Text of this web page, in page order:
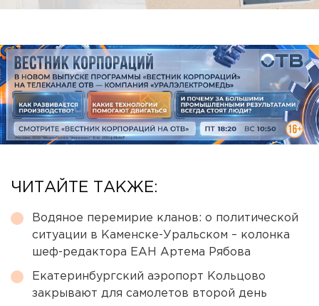
ЧИТАЙТЕ ТАКЖЕ:
Водяное перемирие кланов: о политической
ситуации в Каменске-Уральском – колонка
шеф-редактора ЕАН Артема Рябова
Екатеринбургский аэропорт Кольцово
закрывают для самолетов второй день